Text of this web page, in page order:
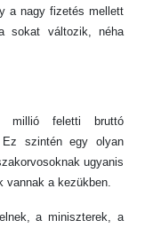
a nagy fizetés mellett
sokat változik, néha
millió feletti bruttó
Ez szintén egy olyan
ugyanis
vannak a kezükben.
a miniszterek, a